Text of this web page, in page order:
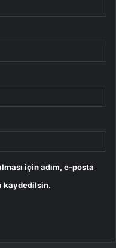
için adım, e-posta
kaydedilsin.